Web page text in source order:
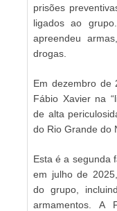
prisões
ligados ao
apreendeu
drogas.
Em dezembro de
Fábio Xavier na
de alta
do Rio Grande do
Esta é a segunda
em julho de
do grupo,
armamentos. A